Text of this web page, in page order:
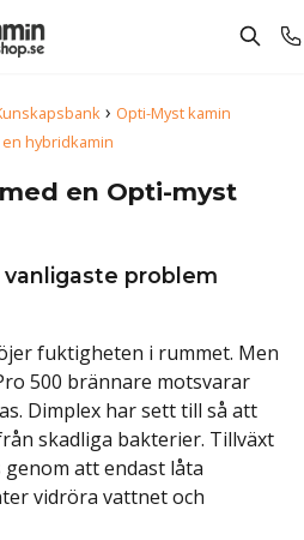
› Opti-Myst kamin
hybridkamin
en Opti-myst
problem
fuktigheten i rummet. Men
500 brännare motsvarar
Dimplex har sett till så att
skadliga bakterier. Tillväxt
att endast låta
vidröra vattnet och